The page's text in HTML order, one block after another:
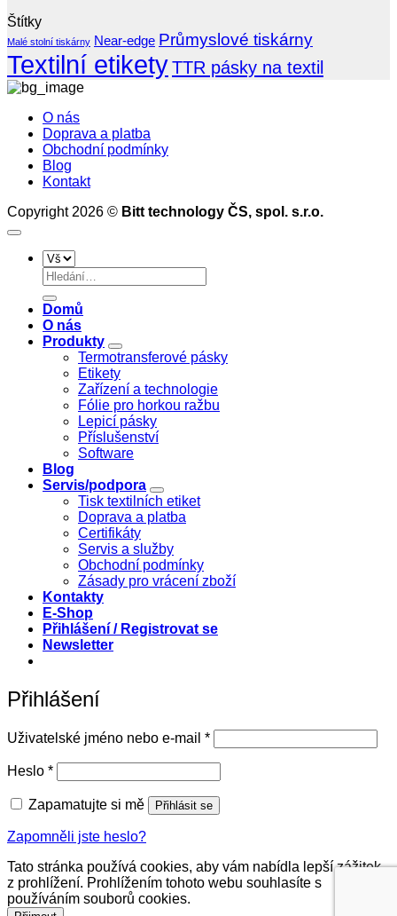
–
tiskněte
páskou
25
mm
BarTender
Přehled
etiket
textu
názvem
Štítky
Malé stolní tiskárny Near-edge Průmyslové tiskárny
Textilní etiketyTTR pásky na textil
O nás
Doprava a platba
Obchodní podmínky
Blog
Kontakt
Copyright 2026 © Bitt technology ČS, spol. s.r.o.
Hledat:
Domů
O nás
Produkty
Termotransferové pásky
Etikety
Zařízení a technologie
Fólie pro horkou ražbu
Lepicí pásky
Příslušenství
Software
Blog
Servis/podpora
Tisk textilních etiket
Doprava a platba
Certifikáty
Servis a služby
Obchodní podmínky
Zásady pro vrácení zboží
Kontakty
E-Shop
Přihlášení / Registrovat se
Newsletter
Přihlášení
Uživatelské jméno nebo e-mail *Povinné
Heslo *Povinné
Zapamatujte si mě Přihlásit se
Zapomněli jste heslo?
Tato stránka používá cookies, aby vám nabídla lepší zážitek
z prohlížení. Prohlížením tohoto webu souhlasíte s
používáním souborů cookies.